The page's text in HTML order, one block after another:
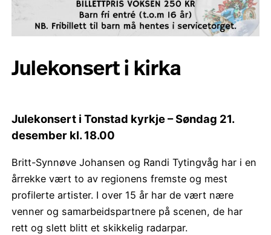
Julekonsert i kirka
Julekonsert i Tonstad kyrkje – Søndag 21.
desember kl. 18.00
Britt-Synnøve Johansen og Randi Tytingvåg har i en
årrekke vært to av regionens fremste og mest
profilerte artister. I over 15 år har de vært nære
venner og samarbeidspartnere på scenen, de har
rett og slett blitt et skikkelig radarpar.